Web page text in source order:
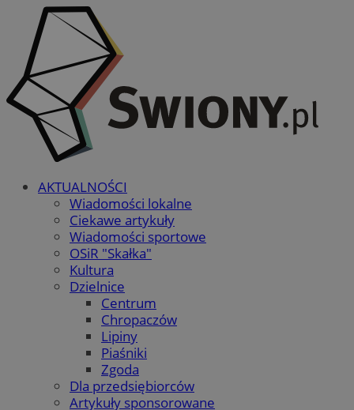
AKTUALNOŚCI
Wiadomości lokalne
Ciekawe artykuły
Wiadomości sportowe
OSiR "Skałka"
Kultura
Dzielnice
Centrum
Chropaczów
Lipiny
Piaśniki
Zgoda
Dla przedsiębiorców
Artykuły sponsorowane